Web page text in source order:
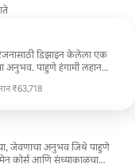
डिझाइन केलेला एक
अनुभव. पाहुणे हंगामी लहान
आणि शेअर
घालवण्यासाठी परिपूर्ण.
₹63,718
जेवणाचा अनुभव जिथे पाहुणे
मेन कोर्स आणि संध्याकाळचा